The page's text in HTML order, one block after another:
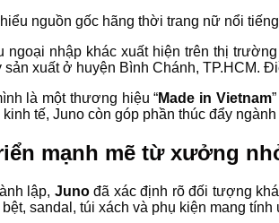
nhập khác xuất hiện trên thị
sản xuất ở huyện Bình Chánh,
là một thương hiệu “Made in Vietnam
kinh tế, Juno còn góp phần thúc đẩy
mạnh mẽ từ xưởng
lập, Junođã xác định rõ đối tượng
sandal, túi xách và phụ kiện mang